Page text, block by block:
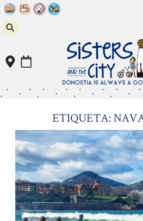
Skip
to
content
ETIQUETA: